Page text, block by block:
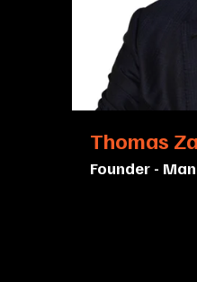
crypto &
Thomas
Founder -